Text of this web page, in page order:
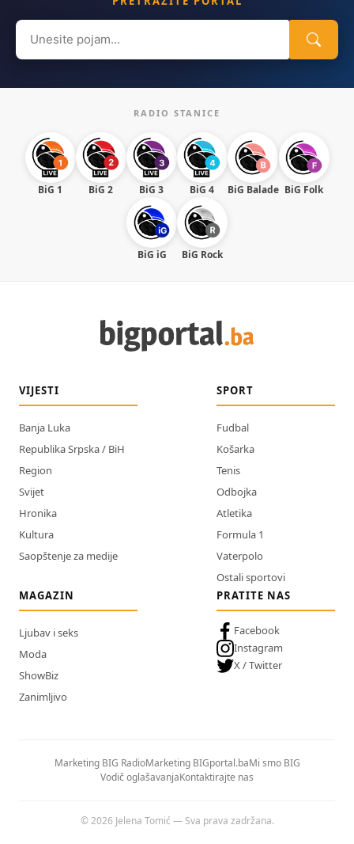
Search
for:
RADIO STANICE
BiG 1 BiG 2 BiG 3 BiG 4 BiG Balade BiG Folk
BiG iG BiG Rock
VIJESTI
Banja Luka
Republika Srpska / BiH
Region
Svijet
Hronika
Kultura
Saopštenje za medije
SPORT
Fudbal
Košarka
Tenis
Odbojka
Atletika
Formula 1
Vaterpolo
Ostali sportovi
MAGAZIN
Ljubav i seks
Moda
ShowBiz
Zanimljivo
PRATITE NAS
Facebook
Instagram
X / Twitter
Marketing BIG RadioMarketing BIGportal.baMi smo BIG
Vodič oglašavanjaKontaktirajte nas
© 2026 Jelena Tomić — Sva prava zadržana.